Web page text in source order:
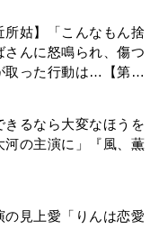
取った行動は…【第3
きるなら大変なほうを
見上愛「りんは恋愛